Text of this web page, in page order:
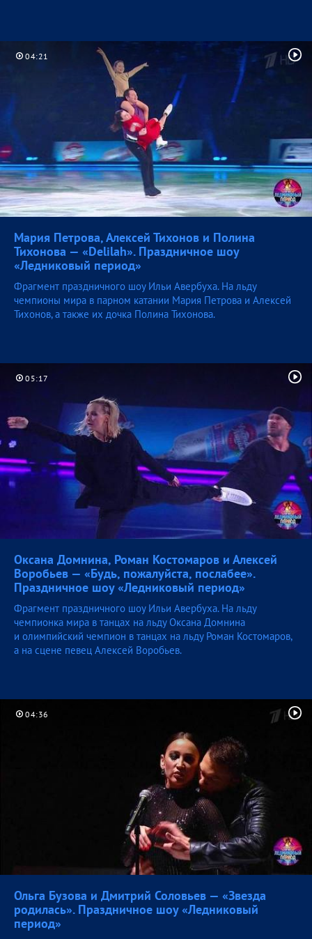
04:21
Мария Петрова, Алексей Тихонов и Полина
Тихонова — «Delilah». Праздничное шоу
«Ледниковый период»
Фрагмент праздничного шоу Ильи Авербуха. На льду
чемпионы мира в парном катании Мария Петрова и Алексей
Тихонов, а также их дочка Полина Тихонова.
05:17
Оксана Домнина, Роман Костомаров и Алексей
Воробьев — «Будь, пожалуйста, послабее».
Праздничное шоу «Ледниковый период»
Фрагмент праздничного шоу Ильи Авербуха. На льду
чемпионка мира в танцах на льду Оксана Домнина
и олимпийский чемпион в танцах на льду Роман Костомаров,
а на сцене певец Алексей Воробьев.
04:36
Ольга Бузова и Дмитрий Соловьев — «Звезда
родилась». Праздничное шоу «Ледниковый
период»